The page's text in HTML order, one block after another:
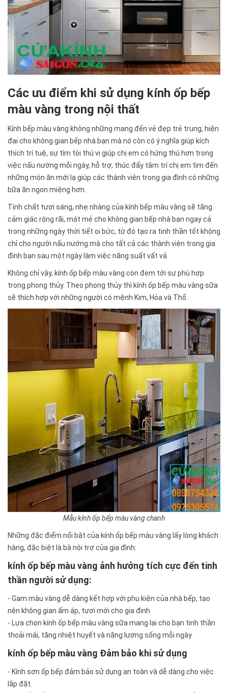
Các ưu điểm khi sử dụng kính ốp bếp
màu vàng trong nội thất
Kính bếp màu vàng không những mang đến vẻ đẹp trẻ trung, hiện
đại cho không gian bếp nhà bạn mà nó còn có ý nghĩa giúp kích
thích trí tuệ, sự tìm tòi thú vị giúp chị em có hứng thú hơn trong
việc nấu nướng mỗi ngày, hỗ trợ, thúc đẩy tâm trí chị em tìm đến
những món ăn mới lạ giúp các thành viên trong gia đình có những
bữa ăn ngon miệng hơn.
Tính chất tươi sáng, nhẹ nhàng của kính bếp màu vàng sẽ tăng
cảm giác rộng rãi, mát mẻ cho không gian bếp nhà bạn ngay cả
trong những ngày thời tiết oi bức, từ đó tạo ra tinh thần tốt không
chỉ cho người nấu nướng mà cho tất cả các thành viên trong gia
đình bạn sau một ngày làm việc năng suất vất vả.
Không chỉ vậy, kính ốp bếp màu vàng còn đem tới sự phù hợp
trong phong thủy. Theo phong thủy thì kính ốp bếp màu vàng sữa
sẽ thích hợp với những người có mệnh Kim, Hỏa và Thổ.
Mẫu kính ốp bếp màu vàng chanh
Những đặc điểm nổi bật của kính ốp bếp màu vàng lấy lòng khách
hàng, đặc biệt là bà nội trợ của gia đình:
kính ốp bếp màu vàng ảnh hưởng tích cực đến tinh
thần người sử dụng:
- Gam màu vàng dễ dàng kết hợp với phụ kiện của nhà bếp, tạo
nên không gian ấm áp, tươi mới cho gia đình
- Lựa chọn kính ốp bếp màu vàng sữa mang lại cho bạn tinh thần
thoải mái, tăng nhiệt huyết và năng lượng sống mỗi ngày.
kính ốp bếp màu vàng Đảm bảo khi sử dụng
- Kính sơn ốp bếp đảm bảo sử dụng an toàn và dễ dàng cho việc
lắp đặt.